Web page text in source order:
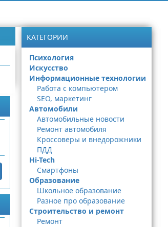
КАТЕГОРИИ
Психология
Искусство
Информационные технологии
Работа с компьютером
SEO, маркетинг
Автомобили
Автомобильные новости
Ремонт автомобиля
Кроссоверы и внедорожники
ПДД
Hi-Tech
Смартфоны
Образование
Школьное образование
Разное про образование
Строительство и ремонт
Ремонт